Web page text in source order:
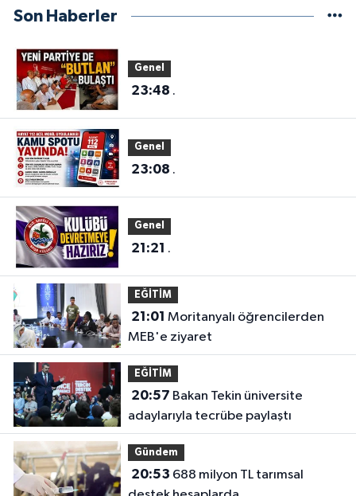
Son Haberler
Genel
23:48 .
Genel
23:08 .
Genel
21:21 .
EĞİTİM
21:01
MEB'e ziyaret
EĞİTİM
20:57
adaylarıyla tecrübe paylaştı
Gündem
20:53